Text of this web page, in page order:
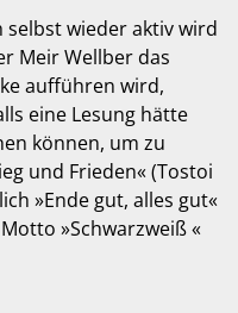
selbst wieder aktiv wird
Meir Wellber das
aufführen wird,
eine Lesung hätte
können, um zu
und Frieden« (Tostoi
»Ende gut, alles gut«
»Schwarzweiß «